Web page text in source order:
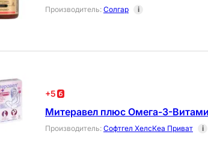
Производитель: Солгар i
+5
Митеравел плюс Омега-3-
Производитель: Софтгел ХелсКеа Приват i